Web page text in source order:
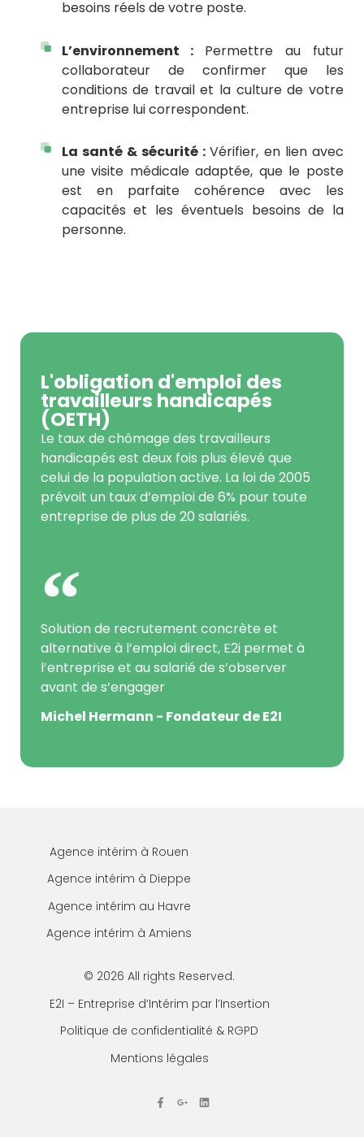
besoins réels de votre poste.
L’environnement : Permettre au futur
collaborateur de confirmer que les
conditions de travail et la culture de votre
entreprise lui correspondent.
La santé & sécurité :Vérifier, en lien avec
une visite médicale adaptée, que le poste
est en parfaite cohérence avec les
capacités et les éventuels besoins de la
personne.
L'obligation d'emploi des
travailleurs handicapés
(OETH)
Le taux de chômage des travailleurs
handicapés est deux fois plus élevé que
celui de la population active. La loi de 2005
prévoit un taux d’emploi de 6% pour toute
entreprise de plus de 20 salariés.
Solution de recrutement concrète et
alternative à l’emploi direct, E2i permet à
l’entreprise et au salarié de s’observer
avant de s’engager
Michel Hermann - Fondateur de E2I
Agence intérim à Rouen
Agence intérim à Dieppe
Agence intérim au Havre
Agence intérim à Amiens
© 2026 All rights Reserved.
E2I – Entreprise d’Intérim par l’Insertion
Politique de confidentialité & RGPD
Mentions légales